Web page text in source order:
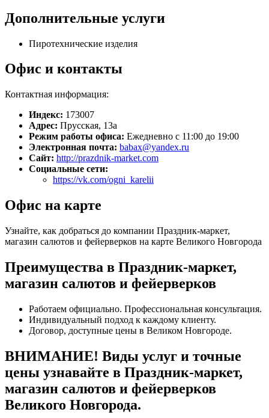
Дополнительные услуги
Пиротехнические изделия
Офис и контакты
Контактная информация:
Индекс: 173007
Адрес: Прусская, 13а
Режим работы офиса: Ежедневно с 11:00 до 19:00
Электронная почта: babax@yandex.ru
Сайт: http://prazdnik-market.com
Социальные сети:
https://vk.com/ogni_karelii
Офис на карте
Узнайте, как добраться до компании Праздник-маркет,
магазин салютов и фейерверков на карте Великого Новгорода
Преимущества в Праздник-маркет,
магазин салютов и фейерверков
Работаем официально. Профессиональная консультация.
Индивидуальный подход к каждому клиенту.
Договор, доступные цены в Великом Новгороде.
ВНИМАНИЕ! Виды услуг и точные
цены узнавайте в Праздник-маркет,
магазин салютов и фейерверков
Великого Новгорода.